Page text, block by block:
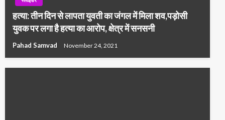
हत्या: तीन दिन से लापता युवती का जंगल में मिला शव,पड़ोसी
युवक पर लगा है हत्या का आरोप, क्षेत्र में सनसनी
Pahad Samvad November 24, 2021